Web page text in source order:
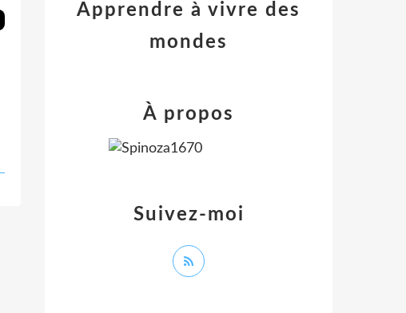
Apprendre à vivre des
mondes
Suivez-moi
À propos